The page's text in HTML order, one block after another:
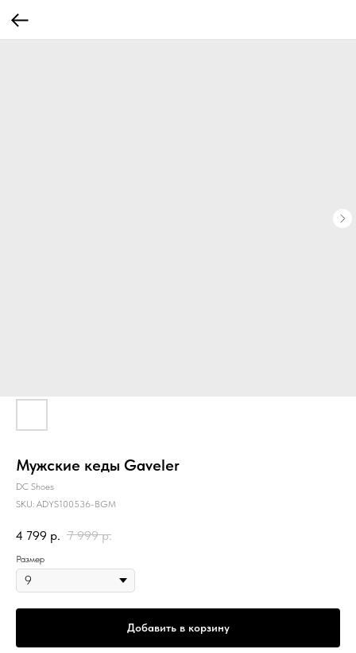
Мужские кеды Gaveler
DC Shoes
SKU: ADYS100536-BGM
4 799 р. 7 999 р.
Размер
Добавить в корзину